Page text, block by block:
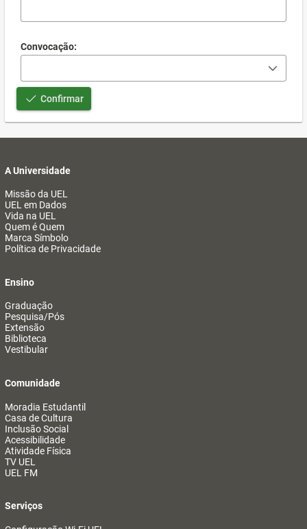
Convocação:
Confirmar
A Universidade
Missão da UEL
UEL em Dados
Vida na UEL
Quem é Quem
Marca Símbolo
Política de Privacidade
Ensino
Graduação
Pesquisa/Pós
Extensão
Biblioteca
Vestibular
Comunidade
Moradia Estudantil
Casa de Cultura
Inclusão Social
Acessibilidade
Atividade Física
TV UEL
UEL FM
Serviços